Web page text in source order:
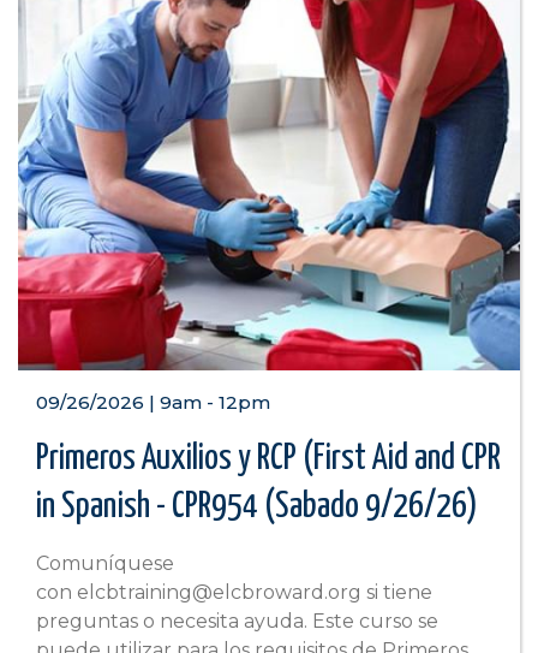
09/26/2026 | 9am - 12pm
Primeros Auxilios y RCP (First Aid and CPR
in Spanish - CPR954 (Sabado 9/26/26)
Comuníquese
con elcbtraining@elcbroward.org si tiene
preguntas o necesita ayuda. Este curso se